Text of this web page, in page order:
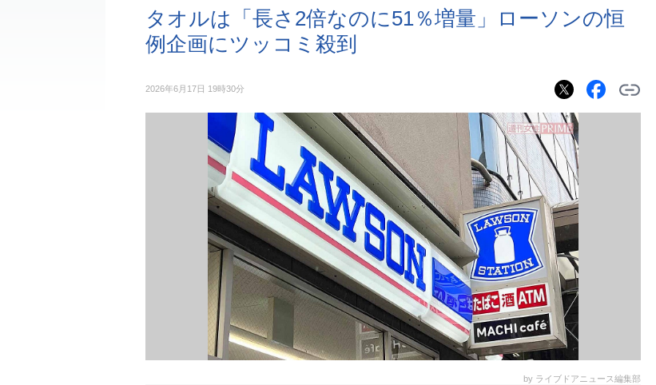
タオルは「長さ2倍なのに51％増量」ローソンの恒
例企画にツッコミ殺到
2026年6月17日 19時30分
by ライブドアニュース編集部